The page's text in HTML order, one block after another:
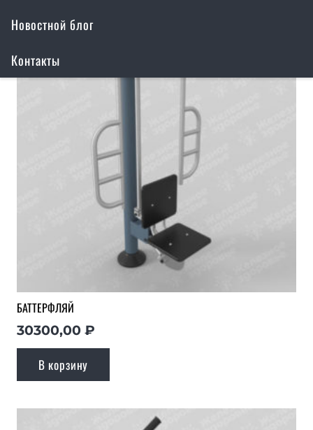
Новостной блог
Контакты
БАТТЕРФЛЯЙ
30300,00 ₽
В корзину